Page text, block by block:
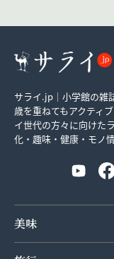
サライ.jp｜小学館の雑
歳を重ねてもアクティ
イ世代の方々に向けた
化・趣味・健康・モノ
美味